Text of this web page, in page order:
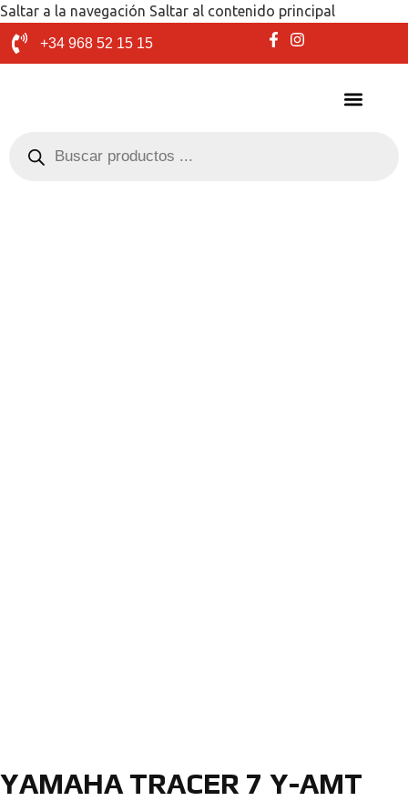
Saltar a la navegación Saltar al contenido principal
+34 968 52 15 15
YAMAHA TRACER 7 Y-AMT